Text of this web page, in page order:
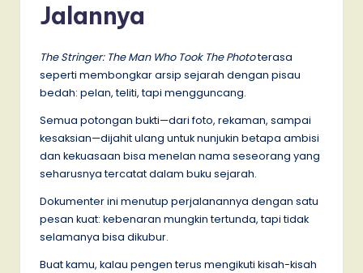
Jalannya
The Stringer: The Man Who Took The Phototerasa
seperti membongkar arsip sejarah dengan pisau
bedah: pelan, teliti, tapi mengguncang.
Semua potongan bukti—dari foto, rekaman, sampai
kesaksian—dijahit ulang untuk nunjukin betapa ambisi
dan kekuasaan bisa menelan nama seseorang yang
seharusnya tercatat dalam buku sejarah.
Dokumenter ini menutup perjalanannya dengan satu
pesan kuat: kebenaran mungkin tertunda, tapi tidak
selamanya bisa dikubur.
Buat kamu, kalau pengen terus mengikuti kisah-kisah